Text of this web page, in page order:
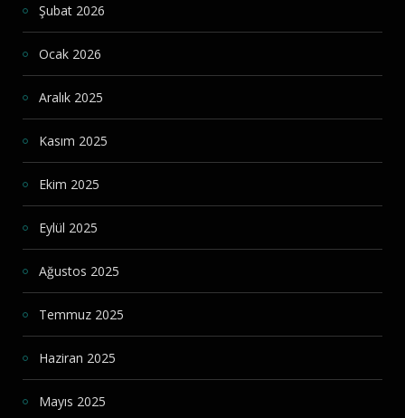
Şubat 2026
Ocak 2026
Aralık 2025
Kasım 2025
Ekim 2025
Eylül 2025
Ağustos 2025
Temmuz 2025
Haziran 2025
Mayıs 2025